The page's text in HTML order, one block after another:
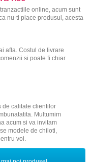
online, acum sunt
nu-ti place produsul, acesta
afla. Costul de livrare
si poate fi chiar
calitate clientilor
Multumim
acum si va invitam
modele de chiloti,
voi.